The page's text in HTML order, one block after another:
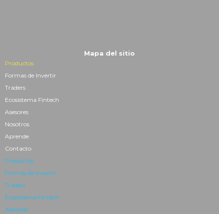
Mapa del sitio
Productos
Formas de Invertir
Traders
Ecosistema Fintech
Asesores
Nosotros
Aprende
Contacto
Productos
Formas de Invertir
Traders
Ecosistema Fintech
Asesores